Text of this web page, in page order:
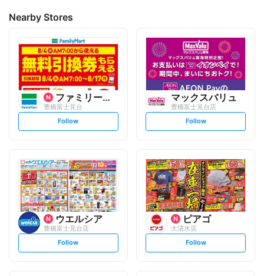
Nearby Stores
ファミリーマート
豊橋富士見台
s
t
l
o
w
Follow
マックスバリュ
豊橋富士見台店
s
t
l
o
w
Follow
ウエルシア
豊橋富士見台店
s
t
Follow
ピアゴ
大清水店
s
t
Follow